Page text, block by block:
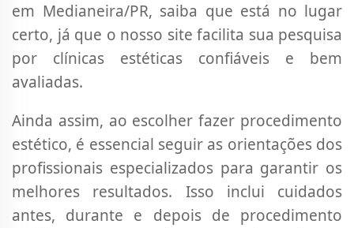
em Medianeira/PR, saiba que está no lugar
certo, já que o nosso site facilita sua pesquisa
por clínicas estéticas confiáveis e bem
avaliadas.
Ainda assim, ao escolher fazer procedimento
estético, é essencial seguir as orientações dos
profissionais especializados para garantir os
melhores resultados. Isso inclui cuidados
antes, durante e depois de procedimento